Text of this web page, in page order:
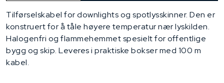
Tilførselskabel for downlights og spotlysskinner. Den er
konstruert for å tåle høyere temperatur nær lyskilden.
Halogenfri og flammehemmet spesielt for offentlige
bygg og skip. Leveres i praktiske bokser med 100 m
kabel.